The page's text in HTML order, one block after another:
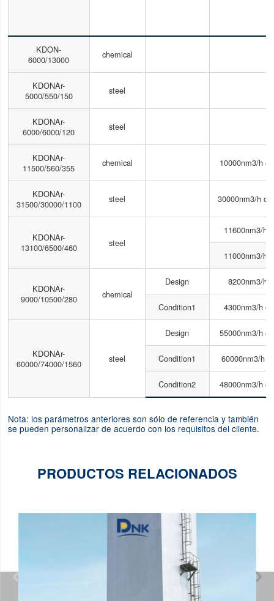
KDON-
6000/13000
chemical
KDONAr-
5000/550/150
steel
KDONAr-
6000/6000/120
steel
KDONAr-
11500/560/355
chemical 10000nm3/h
KDONAr-
31500/30000/1100
steel 30000nm3/h or
KDONAr-
13100/6500/460
steel
11600nm3/h
11000nm3/h
KDONAr-
9000/10500/280
chemical
Design 8200nm3/h
Condition1 4300nm3/h
KDONAr-
60000/74000/1560
steel
Design 55000nm3/h
Condition1 60000nm3/h
Condition2 48000nm3/h
Nota: los parámetros anteriores son sólo de referencia y también
se pueden personalizar de acuerdo con los requisitos del cliente.
PRODUCTOS RELACIONADOS
 